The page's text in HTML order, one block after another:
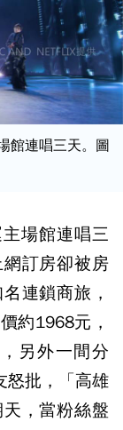
館連唱三天。圖
場館連唱三
訂房卻被房
連鎖商旅，
約1968元，
另外一間分
怒批，「高雄
，當粉絲盤